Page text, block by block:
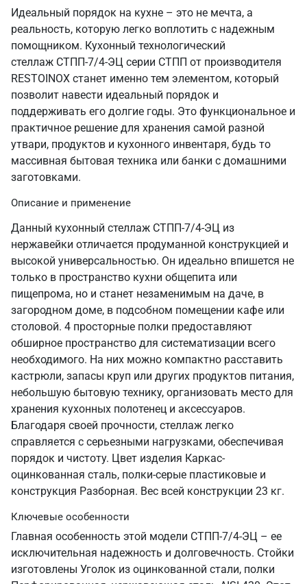
Идеальный порядок на кухне – это не мечта, а
реальность, которую легко воплотить с надежным
помощником. Кухонный технологический
стеллаж СТПП-7/4-ЭЦ серии СТПП от производителя
RESTOINOX станет именно тем элементом, который
позволит навести идеальный порядок и
поддерживать его долгие годы. Это функциональное и
практичное решение для хранения самой разной
утвари, продуктов и кухонного инвентаря, будь то
массивная бытовая техника или банки с домашними
заготовками.
Описание и применение
Данный кухонный стеллаж СТПП-7/4-ЭЦ из
нержавейки отличается продуманной конструкцией и
высокой универсальностью. Он идеально впишется не
только в пространство кухни общепита или
пищепрома, но и станет незаменимым на даче, в
загородном доме, в подсобном помещении кафе или
столовой. 4 просторные полки предоставляют
обширное пространство для систематизации всего
необходимого. На них можно компактно расставить
кастрюли, запасы круп или других продуктов питания,
небольшую бытовую технику, организовать место для
хранения кухонных полотенец и аксессуаров.
Благодаря своей прочности, стеллаж легко
справляется с серьезными нагрузками, обеспечивая
порядок и чистоту. Цвет изделия Каркас-
оцинкованная сталь, полки-серые пластиковые и
конструкция Разборная. Вес всей конструкции 23 кг.
Ключевые особенности
Главная особенность этой модели СТПП-7/4-ЭЦ – ее
исключительная надежность и долговечность. Стойки
изготовлены Уголок из оцинкованной стали, полки